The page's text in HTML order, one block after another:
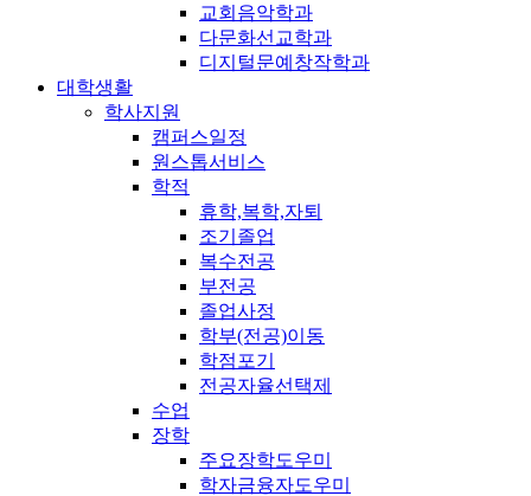
교회음악학과
다문화선교학과
디지털문예창작학과
대학생활
학사지원
캠퍼스일정
원스톱서비스
학적
휴학,복학,자퇴
조기졸업
복수전공
부전공
졸업사정
학부(전공)이동
학점포기
전공자율선택제
수업
장학
주요장학도우미
학자금융자도우미